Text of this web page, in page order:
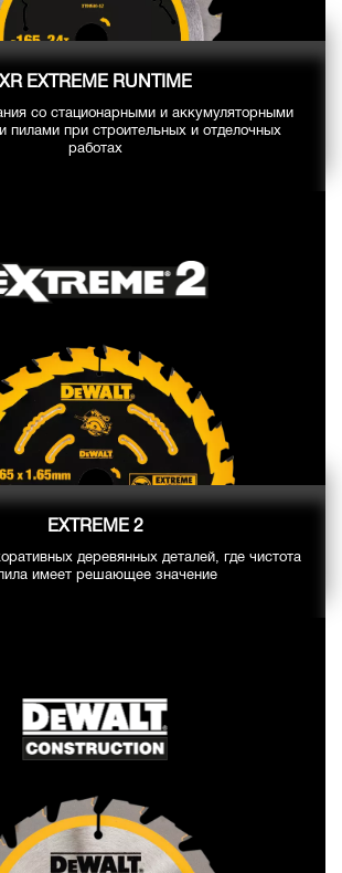
EXTREME RUNTIME
со стационарными и аккумуляторными
пилами при строительных и отделочных
работах
EXTREME 2
деревянных деталей, где чистота
имеет решающее значение